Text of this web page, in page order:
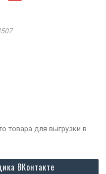
товара для выгрузки в
ВКонтакте